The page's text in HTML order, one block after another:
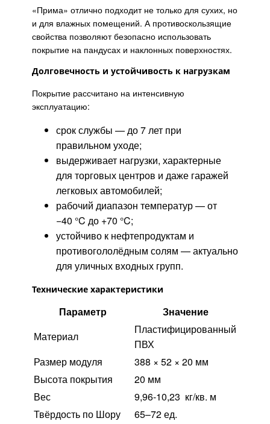
«Прима» отлично подходит не только для сухих, но
и для влажных помещений. А противоскользящие
свойства позволяют безопасно использовать
покрытие на пандусах и наклонных поверхностях.
Долговечность и устойчивость к нагрузкам
Покрытие рассчитано на интенсивную
эксплуатацию:
срок службы — до 7 лет при
правильном уходе;
выдерживает нагрузки, характерные
для торговых центров и даже гаражей
легковых автомобилей;
рабочий диапазон температур — от
−40 °C до +70 °C;
устойчиво к нефтепродуктам и
противогололёдным солям — актуально
для уличных входных групп.
Технические характеристики
Параметр
Значение
Материал
Пластифицированный
ПВХ
Размер модуля
388 × 52 × 20 мм
Высота покрытия
20 мм
Вес
9,96-10,23 кг/кв. м
Твёрдость по Шору
65–72 ед.